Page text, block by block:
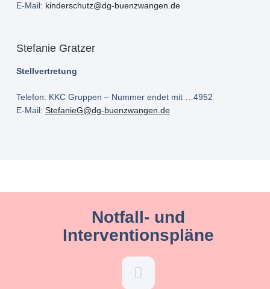
E-Mail: kinderschutz@dg-buenzwangen.de
Stefanie Gratzer
Stellvertretung
Telefon: KKC Gruppen – Nummer endet mit …4952
E-Mail: StefanieG@dg-buenzwangen.de
Notfall- und
Interventionspläne